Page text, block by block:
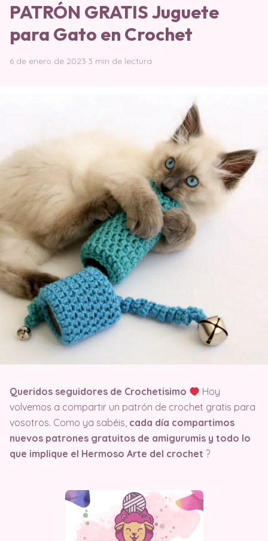
PATRÓN GRATIS Juguete
para Gato en Crochet
6 de enero de 2023·3 min de lectura
Queridos seguidores de Crochetisimo
Hoy
volvemos a compartir un patrón de crochet gratis para
vosotros. Como ya sabéis, cada día compartimos
nuevos patrones gratuitos de amigurumis y todo lo
que implique el Hermoso Arte del crochet ?